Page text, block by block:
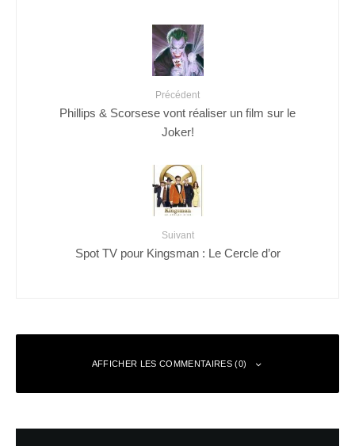
Précédent
Phillips & Scorsese vont réaliser un film sur le
Joker!
Suivant
Spot TV pour Kingsman : Le Cercle d’or
AFFICHER LES COMMENTAIRES (0)